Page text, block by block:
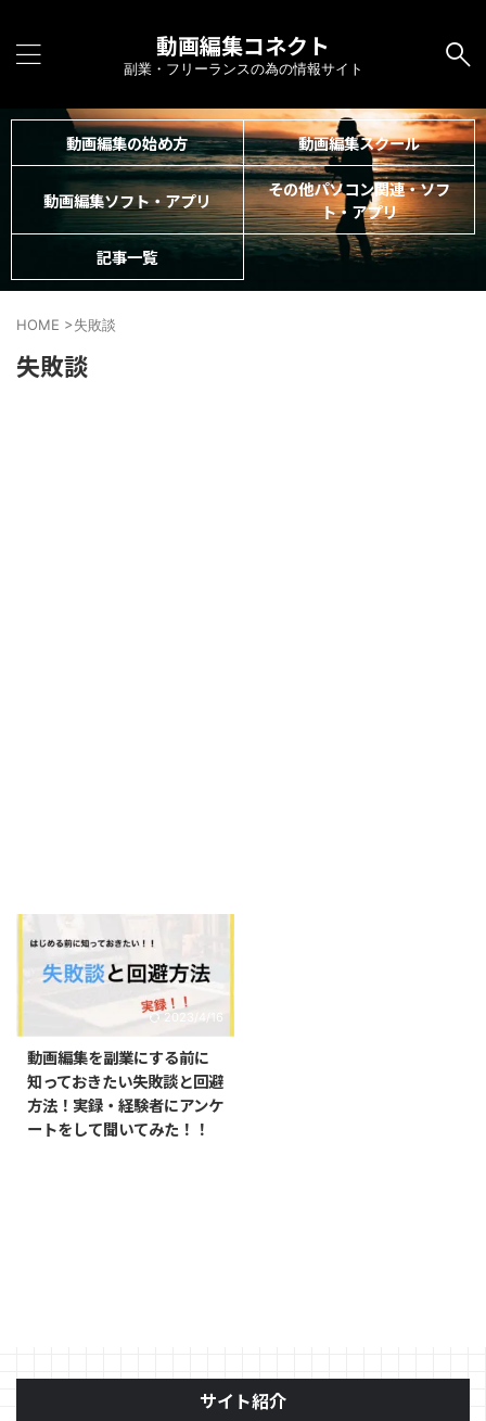
動画編集コネクト
副業・フリーランスの為の情報サイト
動画編集の始め方 動画編集スクール
動画編集ソフト・アプリ
その他パソコン関連・ソフ
ト・アプリ
記事一覧
HOME >失敗談
失敗談
2023/4/16
動画編集を副業にする前に
知っておきたい失敗談と回避
方法！実録・経験者にアンケ
ートをして聞いてみた！！
サイト紹介